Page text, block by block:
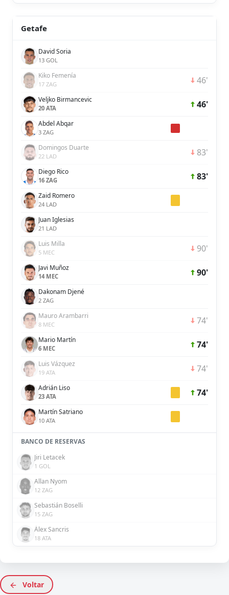
Getafe
David Soria
13 GOL
Kiko Femenía
17 ZAG 46'
Veljko Birmancevic
20 ATA 46'
Abdel Abqar
3 ZAG
Domingos Duarte
22 LAD 83'
Diego Rico
16 ZAG 83'
Zaid Romero
24 LAD
Juan Iglesias
21 LAD
Luis Milla
5 MEC 90'
Javi Muñoz
14 MEC 90'
Dakonam Djené
2 ZAG
Mauro Arambarri
8 MEC 74'
Mario Martín
6 MEC 74'
Luis Vázquez
19 ATA 74'
Adrián Liso
23 ATA 74'
Martín Satriano
10 ATA
BANCO DE RESERVAS
Jiri Letacek
1 GOL
Allan Nyom
12 ZAG
Sebastián Boselli
15 ZAG
Álex Sancris
18 ATA
Voltar